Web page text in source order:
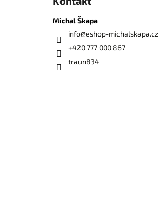
Michal Škapa
info@eshop-michalskapa.cz
+420 777 000 867
traun834